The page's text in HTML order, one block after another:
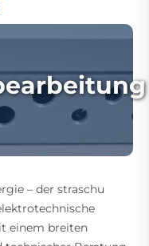
– der straschu
einem breiten